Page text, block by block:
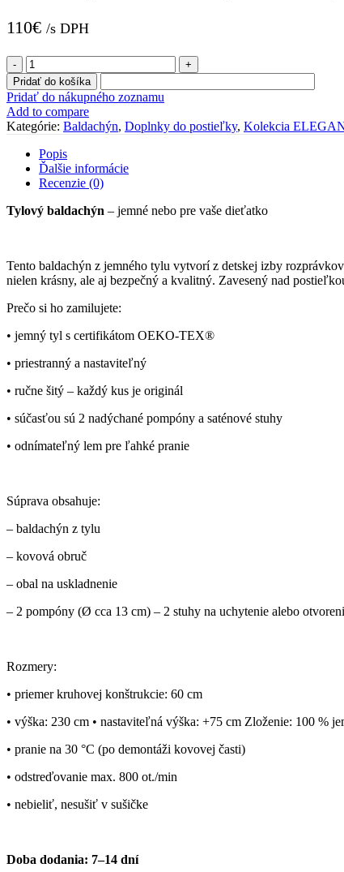
110€ /s DPH
množstvo
Masívny
romantický
baldachýn
"BÉŽOVÁ"
Pridať do košíka
Pridať do nákupného zoznamu
Add to compare
Kategórie: Baldachýn, Doplnky do postieľky, Kolekcia
Popis
Ďalšie informácie
Recenzie (0)
Tylový baldachýn – jemné nebo pre vaše dieťatko
Tento baldachýn z jemného tylu vytvorí z detskej izby
nielen krásny, ale aj bezpečný a kvalitný. Zavesený nad
Prečo si ho zamilujete:
• jemný tyl s certifikátom OEKO-TEX®
• priestranný a nastaviteľný
• ručne šitý – každý kus je originál
• súčasťou sú 2 nadýchané pompóny a saténové stuhy
• odnímateľný lem pre ľahké pranie
Súprava obsahuje:
– baldachýn z tylu
– kovová obruč
– obal na uskladnenie
– 2 pompóny (Ø cca 13 cm) – 2 stuhy na uchytenie alebo
Rozmery:
• priemer kruhovej konštrukcie: 60 cm
• výška: 230 cm • nastaviteľná výška: +75 cm Zloženie: 100
• pranie na 30 °C (po demontáži kovovej časti)
• odstreďovanie max. 800 ot./min
• nebieliť, nesušiť v sušičke
Doba dodania: 7–14 dní